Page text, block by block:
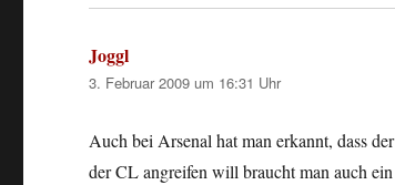
Joggl
3. Februar 2009 um 16:31 Uhr
Auch bei Arsenal hat man erkannt, dass
der CL angreifen will braucht man auch